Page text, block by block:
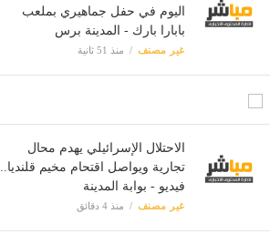
اليوم في حفل جماهيري بملعب
بابارا بارك - المدينة برس
غير مصنف منذ 51 ثانية
الاحتلال الإسرائيلي يهدم محال
تجارية ويواصل اقتحام مخيم قلنديا..
فيديو - بوابة المدينة
غير مصنف منذ 4 دقائق